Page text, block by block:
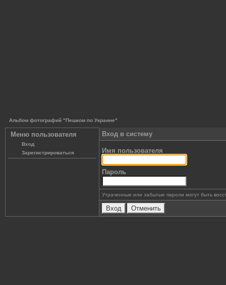
Альбом фотографий "Пешком по Украине"
Меню пользователя
Вход
Зарегистрироваться
Вход в систему
Имя пользователя
Пароль
Утраченные или забытые пароли могут быть